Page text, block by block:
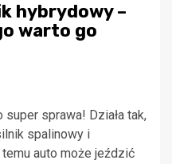
hybrydowy –
warto go
sprawa! Działa tak,
spalinowy i
auto może jeździć